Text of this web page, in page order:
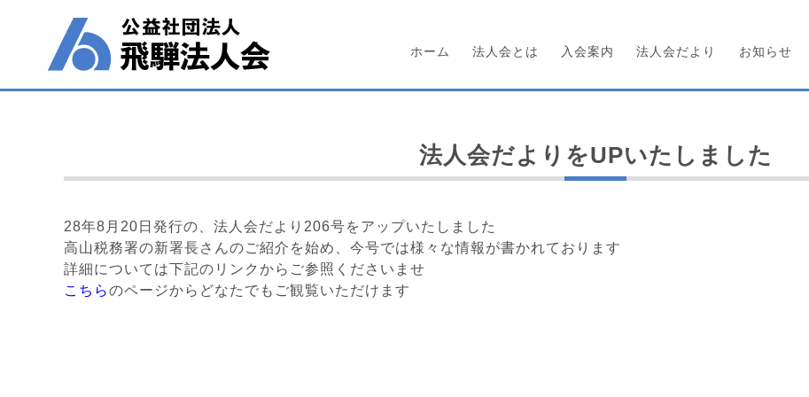
ホーム 法人会とは 入会案内 法人会だより お知らせ
法人会だよりをUPいたしました
28年8月20日発行の、法人会だより206号をアップいたしました
高山税務署の新署長さんのご紹介を始め、今号では様々な情報が書かれております
詳細については下記のリンクからご参照くださいませ
こちらのページからどなたでもご観覧いただけます